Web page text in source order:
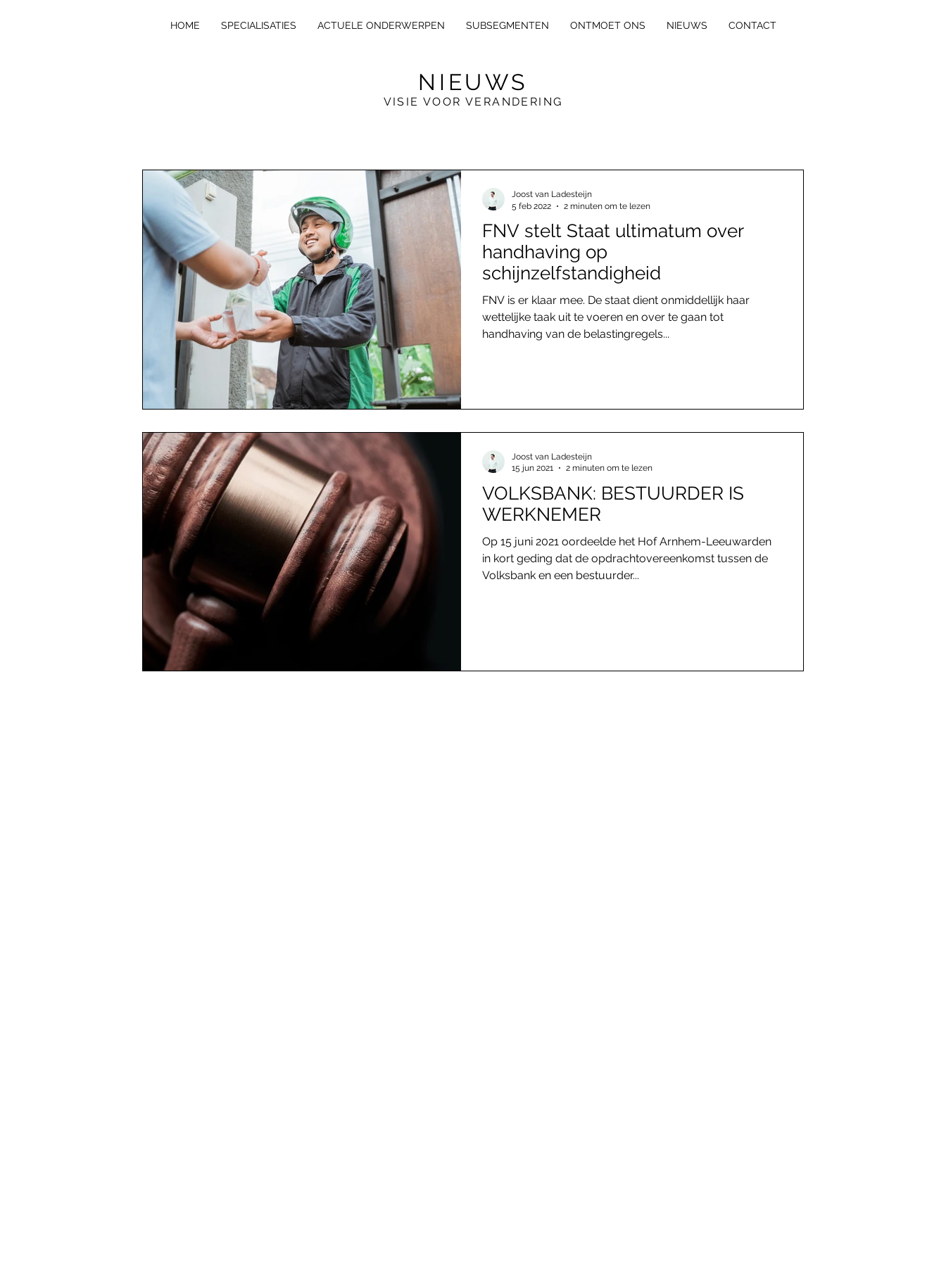
GA L
HOME SPECIALISATIES ACTUELE ONDERWERPEN SUBSEGMENTEN ONTMOET ONS NIEUWS CONTACT
NIEUWS
VISIE VOOR VERANDERING
FNV stelt Staat ultimatum over
handhaving op
schijnzelfstandigheid
FNV is er klaar mee. De staat dient onmiddellijk haar
wettelijke taak uit te voeren en over te gaan tot
handhaving van de belastingregels...
Joost van Ladesteijn
5 feb 2022
2 minuten om te lezen
VOLKSBANK: BESTUURDER IS
WERKNEMER
Op 15 juni 2021 oordeelde het Hof Arnhem-Leeuwarden
in kort geding dat de opdrachtovereenkomst tussen de
Volksbank en een bestuurder...
Joost van Ladesteijn
15 jun 2021
2 minuten om te lezen